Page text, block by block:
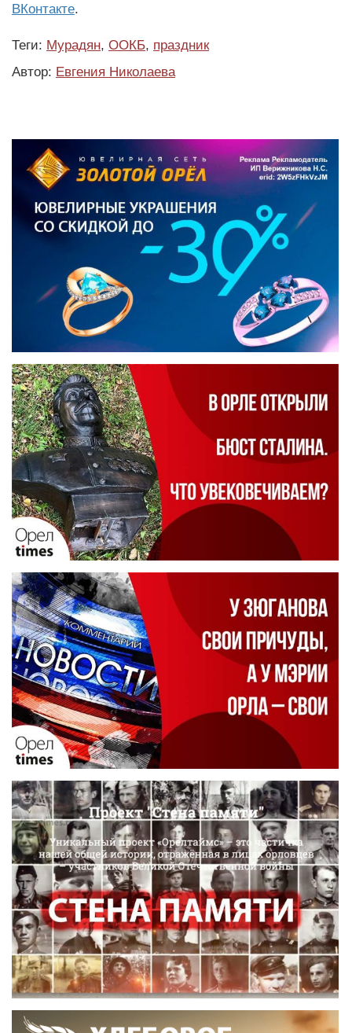
ВКонтакте.
Теги: Мурадян, ООКБ, праздник
Автор: Евгения Николаева